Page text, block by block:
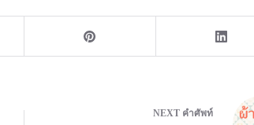
NEXT คำศัพท์